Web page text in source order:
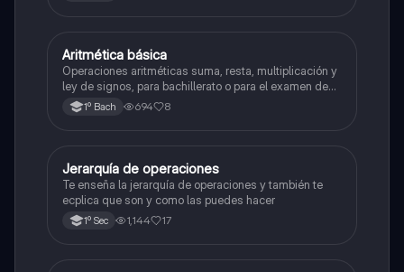
Matemáticas
Aritmética básica
Operaciones aritméticas suma, resta, multiplicación y
ley de signos, para bachillerato o para el examen de
admisión a la universidad
1º Bach 694 8
Matemáticas
Jerarquía de operaciones
Te enseña la jerarquía de operaciones y también te
ecplica que son y como las puedes hacer
1º Sec 1,144 17